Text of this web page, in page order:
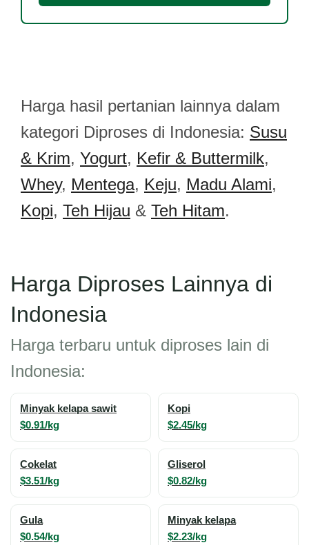
Harga hasil pertanian lainnya dalam
kategori Diproses di Indonesia: Susu
& Krim, Yogurt, Kefir & Buttermilk,
Whey, Mentega, Keju, Madu Alami,
Kopi, Teh Hijau & Teh Hitam.
Harga Diproses Lainnya di
Indonesia
Harga terbaru untuk diproses lain di
Indonesia:
Minyak kelapa sawit
$0.91/kg
Kopi
$2.45/kg
Cokelat
$3.51/kg
Gliserol
$0.82/kg
Gula
$0.54/kg
Minyak kelapa
$2.23/kg